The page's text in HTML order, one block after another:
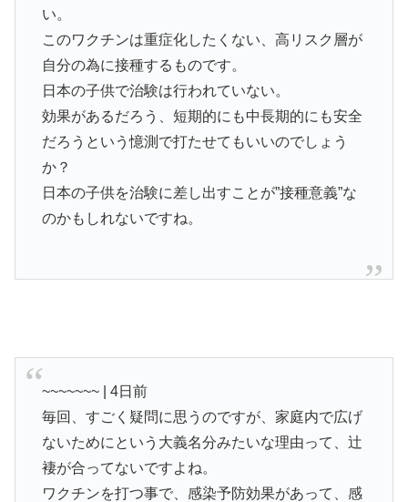
い。
このワクチンは重症化したくない、高リスク層が
自分の為に接種するものです。
日本の子供で治験は行われていない。
効果があるだろう、短期的にも中長期的にも安全
だろうという憶測で打たせてもいいのでしょう
か？
日本の子供を治験に差し出すことが”接種意義”な
のかもしれないですね。
~~~~~~~ | 4日前
毎回、すごく疑問に思うのですが、家庭内で広げ
ないためにという大義名分みたいな理由って、辻
褄が合ってないですよね。
ワクチンを打つ事で、感染予防効果があって、感